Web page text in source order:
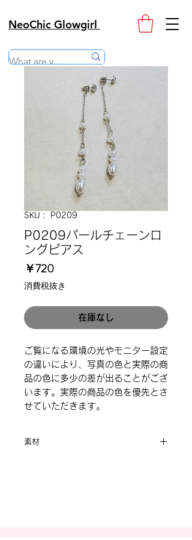
NeoChic Glowgirl
SKU： P0209
P0209パールチェーンロ
ングピアス
￥720価
格
消費税抜き
在庫なし
ご覧になる環境の光やモニター設定
の違いにより、写真の色と実際の商
品の色に多少の差が出ることがござ
います。実際の商品の色を優先とさ
せていただきます。
素材